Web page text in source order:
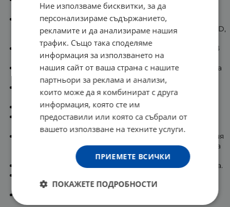
капсулите.
Съдържа пълния спектър от Б-комплекса,
включително фолат, комбиниран с витамини А, С, D,
К, селен и йод.
Витамин А поддържа здрава кожата и зрението в
норма.
Витамин D подсилва зъбите и костите, имунната
система.
Витамин С подкрепя нормалната функция на
имунната и нервната система.
Ефективно се бори с умората.
Витамин К отговаря за съсирването на кръвта,
здравето на сърцето и костите.
Витамините от Б-група отговарят за енергийния
метаболизъм и нивата на концентрация, намалява
Фолат енергизира и премахва усещането за умора.
неврологична функция.
Ние използваме бисквитки, за да
персонализираме съдържанието,
рекламите и да анализираме нашия
трафик. Също така споделяме
информация за използването на
нашия сайт от ваша страна с нашите
партньори за реклама и анализи,
които може да я комбинират с друга
информация, която сте им
предоставили или която са събрали от
вашето използване на техните услуги.
ПРИЕМЕТЕ ВСИЧКИ
ПОКАЖЕТЕ ПОДРОБНОСТИ